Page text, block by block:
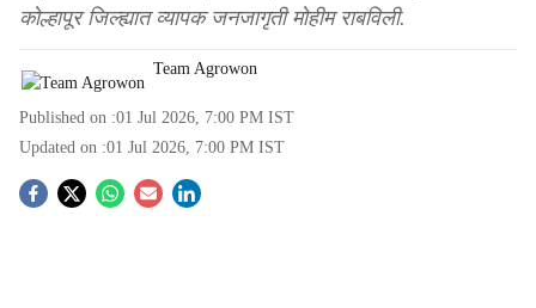
कोल्हापूर जिल्ह्यात व्यापक जनजागृती मोहीम राबविली.
Team Agrowon
Published on :01 Jul 2026, 7:00 PM IST
Updated on :01 Jul 2026, 7:00 PM IST
S